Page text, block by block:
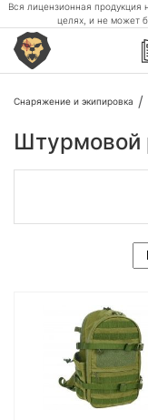
Вся лицензионная продукция
целях, и не может
Снаряжение и экипировка
Штурмовой